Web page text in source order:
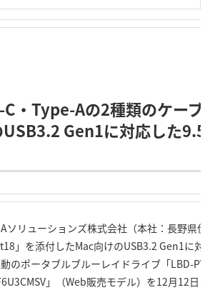
・Type-Aの2種類のケーブ
Gen1に対応した9.5
ソリューションズ株式会社（本社：長野県伊
」を添付したMac向けのUSB3.2 Gen1に対
のポータブルブルーレイドライブ「LBD-
」（Web販売モデル）を12月12日